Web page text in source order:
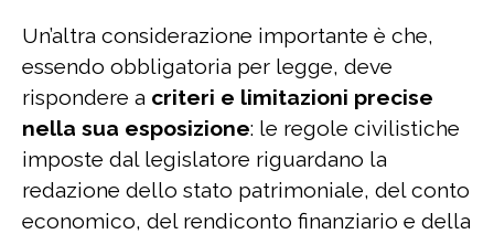
Un’altra considerazione importante è che,
essendo obbligatoria per legge, deve
rispondere a criteri e limitazioni precise
nella sua esposizione: le regole civilistiche
imposte dal legislatore riguardano la
redazione dello stato patrimoniale, del conto
economico, del rendiconto finanziario e della